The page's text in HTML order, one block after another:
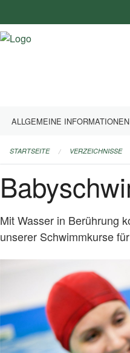
ALLGEMEINE INFORMATIONEN
STARTSEITE VERZEICHNISSE
Mit Wasser in Berührung
unserer Schwimmkurse